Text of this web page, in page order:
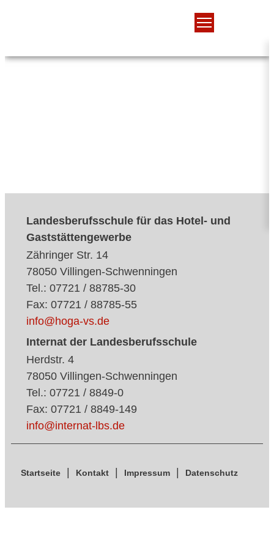
Landesberufsschule für das Hotel- und
Gaststättengewerbe
Zähringer Str. 14
78050 Villingen-Schwenningen
Tel.: 07721 / 88785-30
Fax: 07721 / 88785-55
info@hoga-vs.de
Internat der Landesberufsschule
Herdstr. 4
78050 Villingen-Schwenningen
Tel.: 07721 / 8849-0
Fax: 07721 / 8849-149
info@internat-lbs.de
Startseite Kontakt Impressum Datenschutz